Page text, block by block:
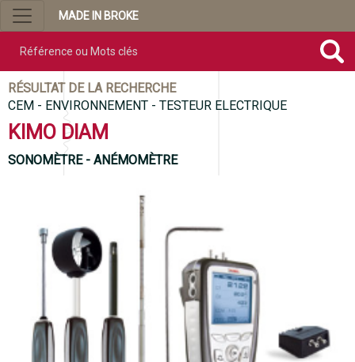
MADE IN BROKE
RÉSULTAT DE LA RECHERCHE
CEM - ENVIRONNEMENT - TESTEUR ELECTRIQUE
KIMO DIAM
SONOMÈTRE - ANÉMOMÈTRE